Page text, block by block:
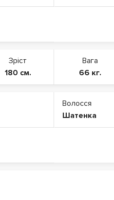
Зріст
180 см.
Вага
66 кг.
Волосся
Шатенка